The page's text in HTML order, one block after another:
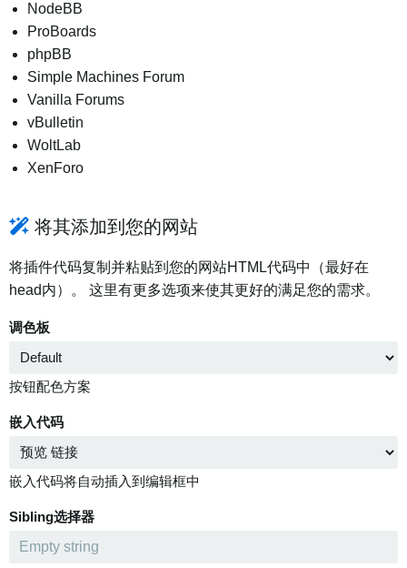
NodeBB
ProBoards
phpBB
Simple Machines Forum
Vanilla Forums
vBulletin
WoltLab
XenForo
将其添加到您的网站
将插件代码复制并粘贴到您的网站HTML代码中（最好在
head内）。 这里有更多选项来使其更好的满足您的需求。
调色板
按钮配色方案
嵌入代码
嵌入代码将自动插入到编辑框中
Sibling选择器